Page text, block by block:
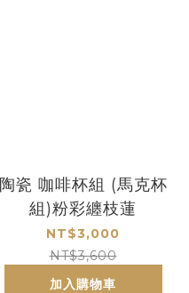
陶瓷 咖啡杯組 (馬克杯
組)粉彩纏枝蓮
NT$3,000
NT$3,600
加入購物車